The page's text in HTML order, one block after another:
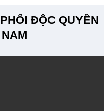
ĐỘC QUYỀN